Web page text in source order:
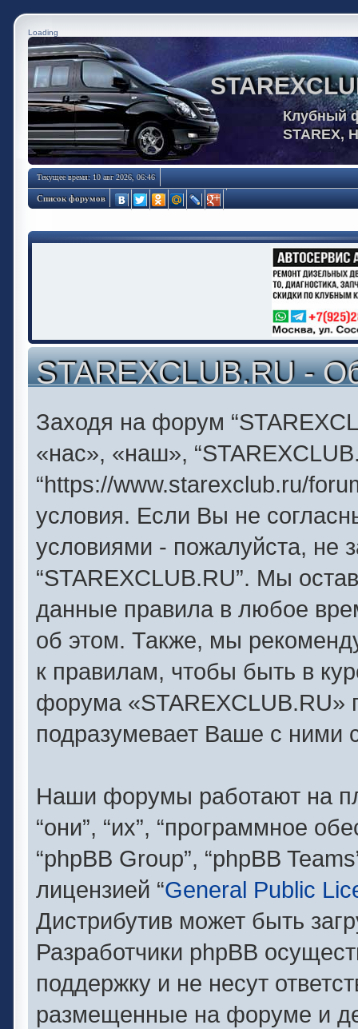
Loading
Клубный
STAREX,
Текущее время: 10 авг 2026, 06:46
Список форумов
STAREXCLUB.RU -
Заходя на форум
«нас», «наш»,
“https://www.starexclub.ru/
условия. Если Вы не
условиями - пожалуйста, не
“STAREXCLUB.RU”. Мы
данные правила в любое
об этом. Также, мы
к правилам, чтобы быть в
форума «STAREXCLUB.RU»
подразумевает Ваше с ними
Наши форумы работают на
“они”, “их”, “программное
“phpBB Group”, “phpBB
лицензией “General Public
Дистрибутив может быть
Разработчики phpBB
поддержку и не несут
размещенные на форуме и